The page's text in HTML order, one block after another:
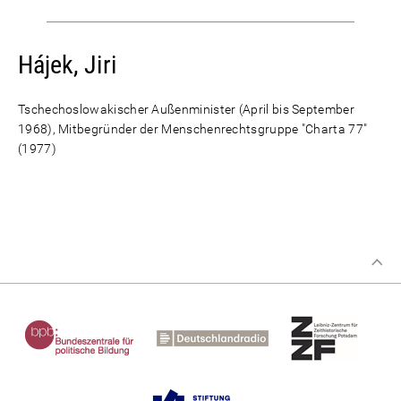
Hájek, Jiri
Tschechoslowakischer Außenminister (April bis September
1968), Mitbegründer der Menschenrechtsgruppe "Charta 77"
(1977)